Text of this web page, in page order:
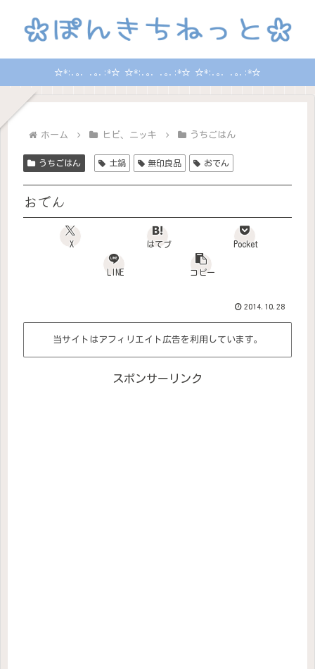
☆*:.｡. .｡.:*☆ ☆*:.｡. .｡.:*☆ ☆*:.｡. .｡.:*☆
ホーム ヒビ、ニッキ うちごはん
うちごはん 土鍋 無印良品 おでん
おでん
X はてブ Pocket
LINE コピー
2014.10.28
当サイトはアフィリエイト広告を利用しています。
スポンサーリンク